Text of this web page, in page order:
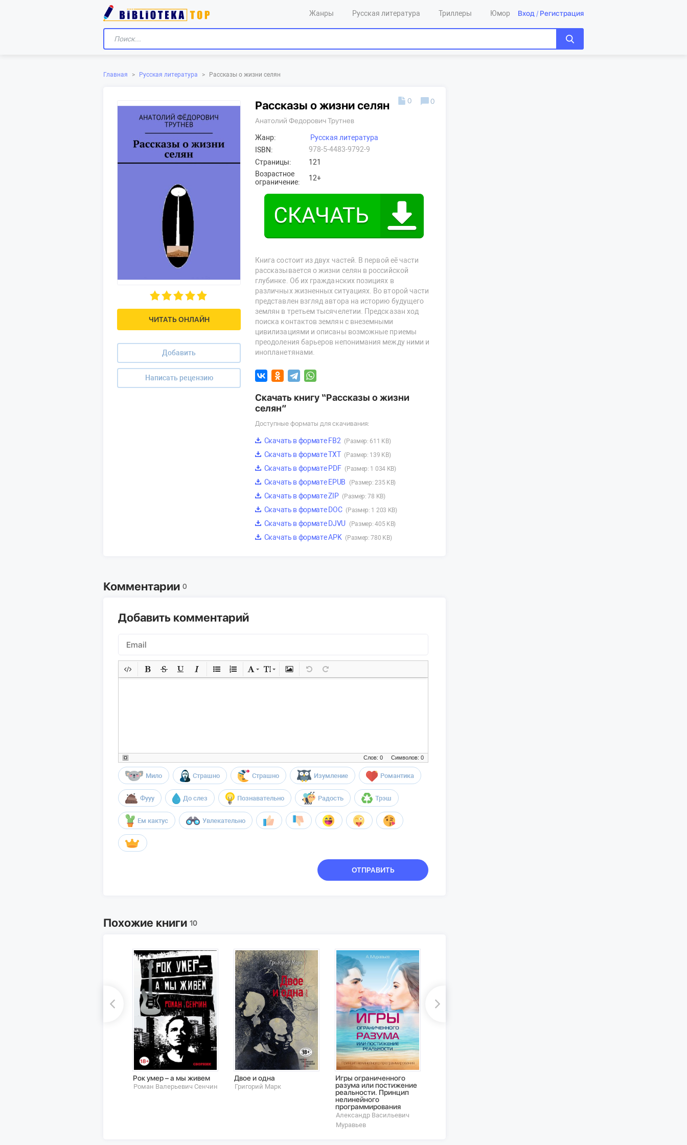
Жанры Русская литература Триллеры Юмор Вход / Регистрация
Главная > Русская литература > Рассказы о жизни селян
ЧИТАТЬ ОНЛАЙН
Добавить
Написать рецензию
Рассказы о жизни селян
Анатолий Федорович Трутнев
Жанр:
Русская литература
ISBN:
978-5-4483-9792-9
Страницы:
121
Возрастное
ограничение:
12+
Книга состоит из двух частей. В первой её части
рассказывается о жизни селян в российской
глубинке. Об их гражданских позициях в
различных жизненных ситуациях. Во второй части
представлен взгляд автора на историю будущего
землян в третьем тысячелетии. Предсказан ход
поиска контактов землян с внеземными
цивилизациями и описаны возможные приемы
преодоления барьеров непонимания между ними и
инопланетянами.
0 0
Скачать книгу “Рассказы о жизни
селян”
Доступные форматы для скачивания:
Скачать в формате FB2 (Размер: 611 KB)
Скачать в формате TXT (Размер: 139 KB)
Скачать в формате PDF (Размер: 1 034 KB)
Скачать в формате EPUB (Размер: 235 KB)
Скачать в формате ZIP (Размер: 78 KB)
Скачать в формате DOC (Размер: 1 203 KB)
Скачать в формате DJVU (Размер: 405 KB)
Скачать в формате APK (Размер: 780 KB)
Комментарии 0
Добавить комментарий
Символов: 0
Слов: 0
Мило Страшно Страшно Изумление Романтика
Фууу До слез Познавательно Радость Трэш
Ем кактус Увлекательно
ОТПРАВИТЬ
Похожие книги 10
Рок умер – а мы живем
Роман Валерьевич Сенчин
Двое и одна
Григорий Марк
Игры ограниченного
разума или постижение
реальности. Принцип
нелинейного
программирования
Александр Васильевич
Муравьев